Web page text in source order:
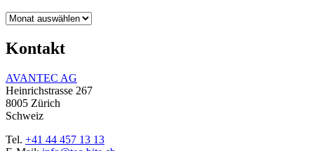
Archiv
Kontakt
AVANTEC AG
Heinrichstrasse 267
8005 Zürich
Schweiz
Tel. +41 44 457 13 13